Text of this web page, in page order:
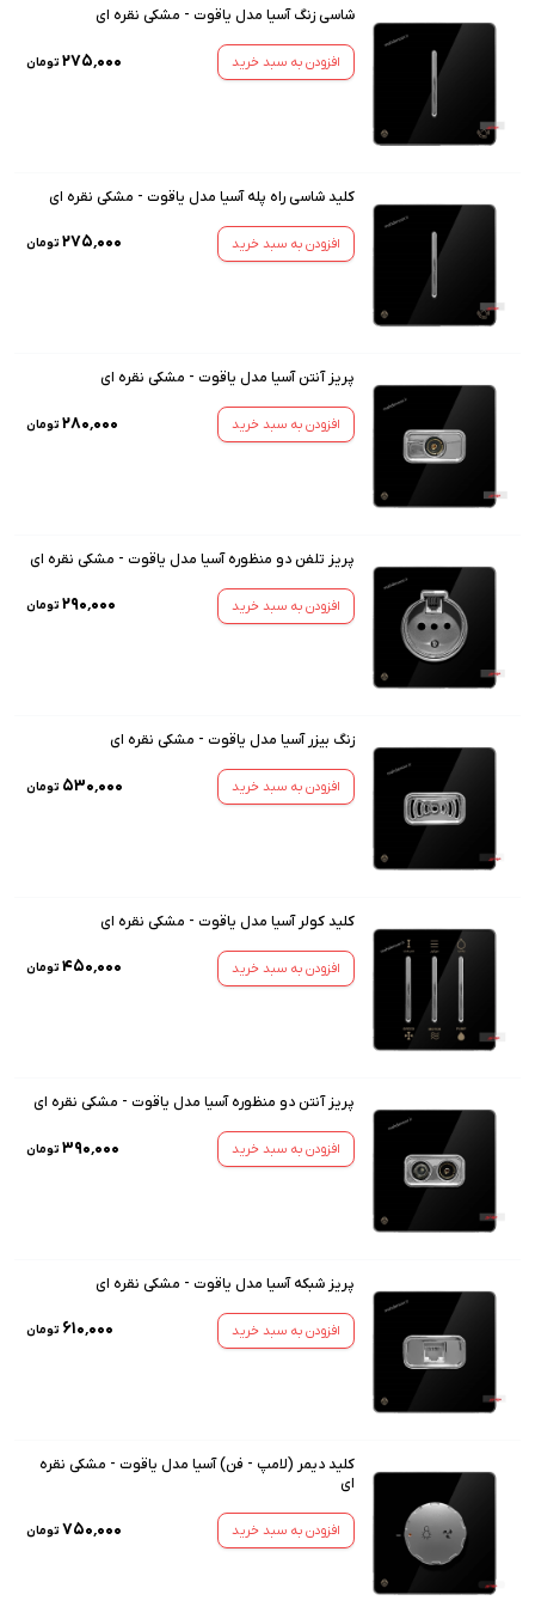
شاسی زنگ آسیا مدل یاقوت - مشکی نقره ای
افزودن به سبد خرید ۲۷۵٬۰۰۰ تومان
کلید شاسی راه پله آسیا مدل یاقوت - مشکی نقره ای
افزودن به سبد خرید ۲۷۵٬۰۰۰ تومان
پریز آنتن آسیا مدل یاقوت - مشکی نقره ای
افزودن به سبد خرید ۲۸۰٬۰۰۰ تومان
پریز تلفن دو منظوره آسیا مدل یاقوت - مشکی نقره ای
افزودن به سبد خرید ۲۹۰٬۰۰۰ تومان
زنگ بیزر آسیا مدل یاقوت - مشکی نقره ای
افزودن به سبد خرید ۵۳۰٬۰۰۰ تومان
کلید کولر آسیا مدل یاقوت - مشکی نقره ای
افزودن به سبد خرید ۴۵۰٬۰۰۰ تومان
پریز آنتن دو منظوره آسیا مدل یاقوت - مشکی نقره ای
افزودن به سبد خرید ۳۹۰٬۰۰۰ تومان
پریز شبکه آسیا مدل یاقوت - مشکی نقره ای
افزودن به سبد خرید ۶۱۰٬۰۰۰ تومان
کلید دیمر (لامپ - فن) آسیا مدل یاقوت - مشکی نقره
ای
افزودن به سبد خرید ۷۵۰٬۰۰۰ تومان